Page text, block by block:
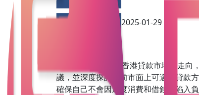
2025-01-29
本文將分析2025年香港貸款市場的走
議，並深度探討目前市面上可選的貸款
確保自己不會因過度消費和借錢而陷入負